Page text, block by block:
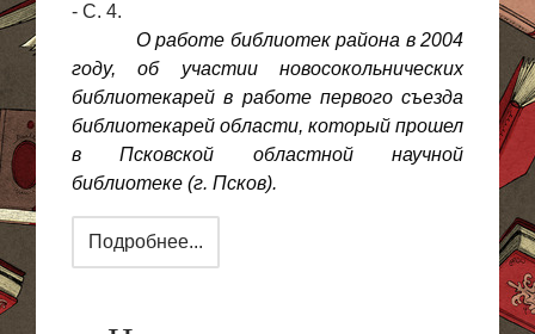
- С. 4.
О работе библиотек района в 2004
году, об участии новосокольнических
библиотекарей в работе первого съезда
библиотекарей области, который прошел
в Псковской областной научной
библиотеке (г. Псков).
Подробнее...